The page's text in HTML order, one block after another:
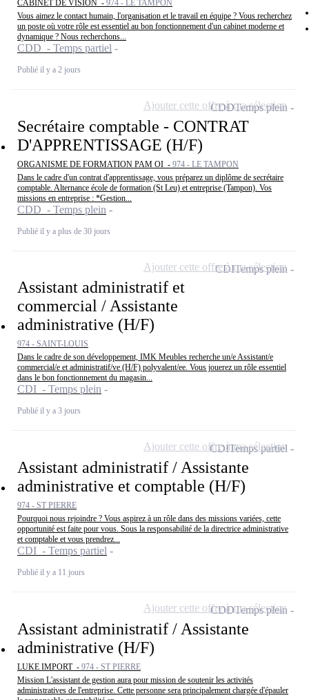
CABINET DE VISION - 974 - LE TAMPON
Vous aimez le contact humain, l'organisation et le travail en équipe ? Vous recherchez
un poste où votre rôle est essentiel au bon fonctionnement d'un cabinet moderne et
dynamique ? Nous recherchons...
CDD - Temps partiel
Publié il y a 2 jours
Secrétaire comptable - CONTRAT
D'APPRENTISSAGE (H/F)
ORGANISME DE FORMATION PAM OI - 974 - LE TAMPON
Dans le cadre d'un contrat d'apprentissage, vous préparez un diplôme de secrétaire
comptable. Alternance école de formation (St Leu) et entreprise (Tampon). Vos
missions en entreprise : *Gestion...
CDD - Temps plein
Publié il y a plus de 30 jours
CDDTemps plein
Ajouter cette offre à ma sélection
Assistant administratif et
commercial / Assistante
administrative (H/F)
974 - SAINT-LOUIS
Dans le cadre de son développement, IMK Meubles recherche un/e Assistant/e
commercial/e et administratif/ve (H/F) polyvalent/ee. Vous jouerez un rôle essentiel
dans le bon fonctionnement du magasin...
CDI - Temps plein
Publié il y a 3 jours
CDITemps plein
Ajouter cette offre à ma sélection
Assistant administratif / Assistante
administrative et comptable (H/F)
974 - ST PIERRE
Pourquoi nous rejoindre ? Vous aspirez à un rôle dans des missions variées, cette
opportunité est faite pour vous. Sous la responsabilité de la directrice administrative
et comptable et vous prendrez...
CDI - Temps partiel
Publié il y a 11 jours
CDITemps partiel
Ajouter cette offre à ma sélection
Assistant administratif / Assistante
administrative (H/F)
LUKE IMPORT - 974 - ST PIERRE
Mission L'assistant de gestion aura pour mission de soutenir les activités
administratives de l'entreprise. Cette personne sera principalement chargée d'épauler
CDDTemps plein
Ajouter cette offre à ma sélection